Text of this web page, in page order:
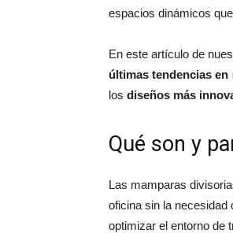
espacios dinámicos
En este artículo de
últimas tendencias en
los diseños más
Qué son y
Las mamparas
oficina sin la necesidad
optimizar el entorno de